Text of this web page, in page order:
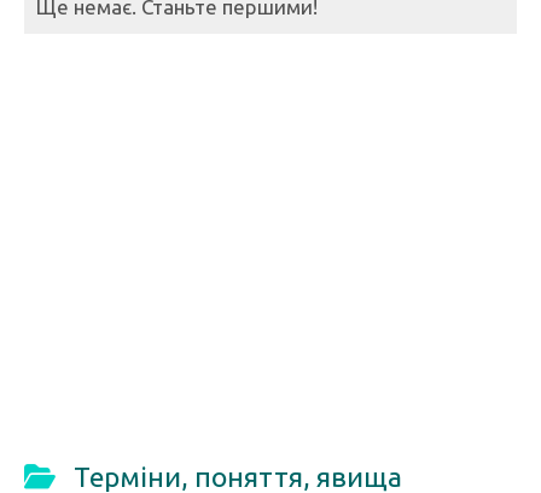
Ще немає. Станьте першими!
Терміни, поняття, явища